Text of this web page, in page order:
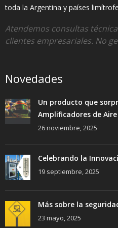
toda la Argentina y países
Atendemos consultas
clientes empresariales. No
Novedades
Un producto que
Amplificadores de Aire
26 noviembre, 2025
Celebrando la
19 septiembre, 2025
Más sobre la
23 mayo, 2025